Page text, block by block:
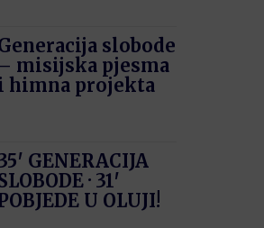
slobode
– misijska pjesma
himna projekta
GENERACIJA
· 31′
U OLUJI!